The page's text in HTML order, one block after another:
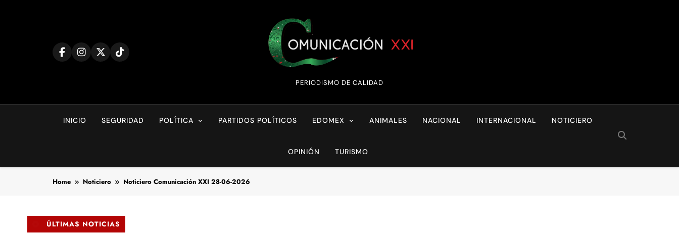
Comunicación XXI
PERIODISMO DE CALIDAD
INICIO SEGURIDAD POLÍTICA PARTIDOS POLÍTICOS EDOMEX ANIMALES NACIONAL INTERNACIONAL NOTICIERO
OPINIÓN TURISMO
Home Noticiero Noticiero Comunicación XXI 28-06-2026
ÚLTIMAS NOTICIAS